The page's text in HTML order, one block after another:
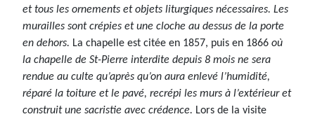
et tous les ornements et objets liturgiques nécessaires. Les
murailles sont crépies et une cloche au dessus de la porte
en dehors. La chapelle est citée en 1857, puis en 1866 où
la chapelle de St-Pierre interdite depuis 8 mois ne sera
rendue au culte qu’après qu’on aura enlevé l’humidité,
réparé la toiture et le pavé, recrépi les murs à l’extérieur et
construit une sacristie avec crédence. Lors de la visite